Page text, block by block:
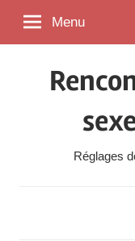
Menu
Réglages